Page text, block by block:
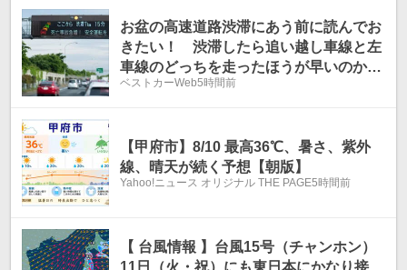
お盆の高速道路渋滞にあう前に読んでお
きたい！ 渋滞したら追い越し車線と左
車線のどっちを走ったほうが早いのか？
何度も車線を変えるのは逆効果!?
ベストカーWeb5時間前
【甲府市】8/10 最高36℃、暑さ、紫外
線、晴天が続く予想【朝版】
Yahoo!ニュース オリジナル THE PAGE5時間前
【 台風情報 】台風15号（チャンホン）
11日（火・祝）にも東日本にかなり接